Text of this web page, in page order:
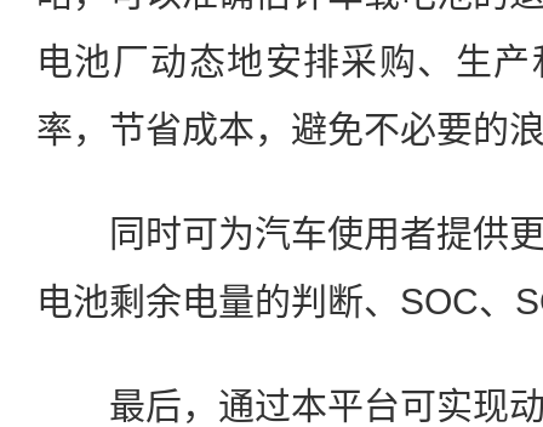
电池厂动态地安排采购、生
率，节省成本，避免不必要的
同时可为汽车使用者提供更
电池剩余电量的判断、SOC、
最后，通过本平台可实现动